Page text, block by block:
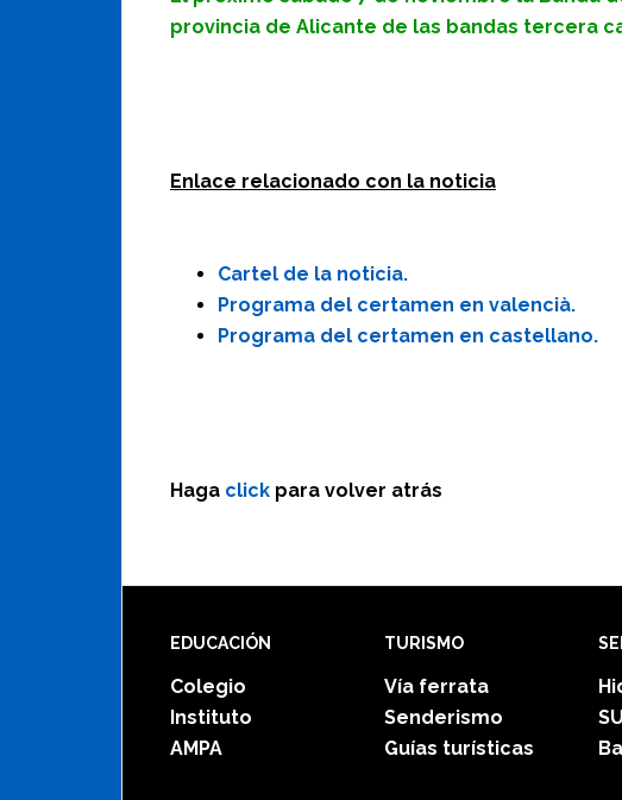
provincia de Alicante de las bandas tercera
Enlace relacionado con la noticia
Cartel de la noticia.
Programa del certamen en valencià.
Programa del certamen en castellano.
Haga click para volver atrás
Footer
EDUCACIÓN
Colegio
Instituto
AMPA
TURISMO
Vía ferrata
Senderismo
Guías turísticas